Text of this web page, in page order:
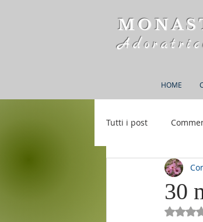
HOME
Tutti i post
Rifugio S. M.
30